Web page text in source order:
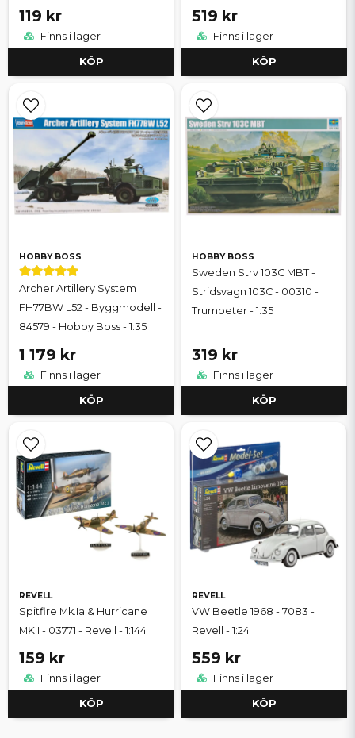
119 kr
Finns i lager
KÖP
519 kr
Finns i lager
KÖP
HOBBY BOSS
Archer Artillery System
FH77BW L52 - Byggmodell -
84579 - Hobby Boss - 1:35
1 179 kr
Finns i lager
KÖP
HOBBY BOSS
Sweden Strv 103C MBT -
Stridsvagn 103C - 00310 -
Trumpeter - 1:35
319 kr
Finns i lager
KÖP
REVELL
Spitfire Mk.Ia & Hurricane
MK.I - 03771 - Revell - 1:144
159 kr
Finns i lager
KÖP
REVELL
VW Beetle 1968 - 7083 -
Revell - 1:24
559 kr
Finns i lager
KÖP